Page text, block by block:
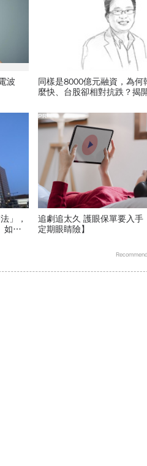
波
同樣是8000億元融資，為何
麼快、台股卻相對抗跌？揭
」，
如何
追劇追太久 護眼保單要入手
定期眼睛險】
PR